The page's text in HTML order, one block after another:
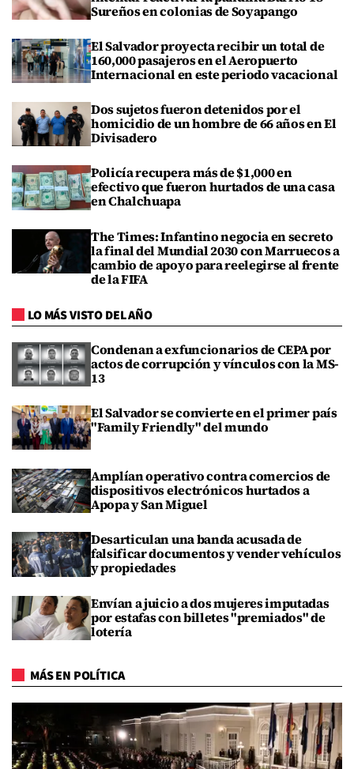
Sureños en colonias de Soyapango
El Salvador proyecta recibir un total de
160,000 pasajeros en el Aeropuerto
Internacional en este periodo vacacional
Dos sujetos fueron detenidos por el
homicidio de un hombre de 66 años en El
Divisadero
Policía recupera más de $1,000 en
efectivo que fueron hurtados de una casa
en Chalchuapa
The Times: Infantino negocia en secreto
la final del Mundial 2030 con Marruecos a
cambio de apoyo para reelegirse al frente
de la FIFA
LO MÁS VISTO DEL AÑO
Condenan a exfuncionarios de CEPA por
actos de corrupción y vínculos con la MS-
13
El Salvador se convierte en el primer país
"Family Friendly" del mundo
Amplían operativo contra comercios de
dispositivos electrónicos hurtados a
Apopa y San Miguel
Desarticulan una banda acusada de
falsificar documentos y vender vehículos
y propiedades
Envían a juicio a dos mujeres imputadas
por estafas con billetes "premiados" de
lotería
MÁS EN POLÍTICA